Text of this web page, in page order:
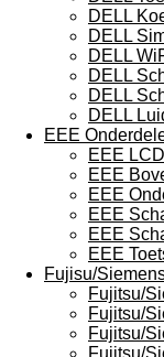
DELL
DELL
DELL
DELL
DELL
DELL
EEE
EEE
EEE
EEE
EEE
EEE
EEE
Fujisu/
Fujitsu/
Fujitsu/
Fujitsu/
Fujitsu/